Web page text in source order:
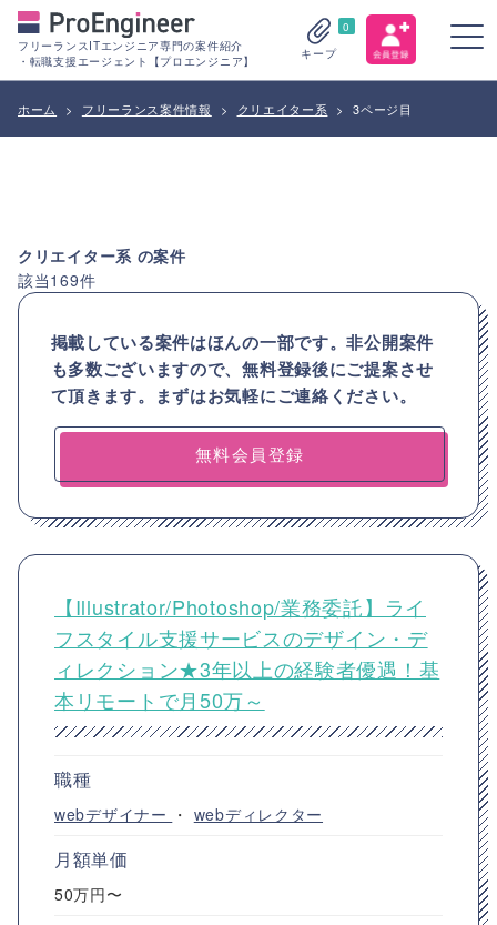
フリーランスITエンジニア専門の案件紹介
・転職支援エージェント【プロエンジニア】
0
キープ
ホーム > フリーランス案件情報 > クリエイター系 > 3ページ目
クリエイター系 の案件
該当169件
掲載している案件はほんの一部です。非公開案件
も多数ございますので、無料登録後にご提案させ
て頂きます。まずはお気軽にご連絡ください。
無料会員登録
【Illustrator/Photoshop/業務委託】ライ
フスタイル支援サービスのデザイン・デ
ィレクション★3年以上の経験者優遇！基
本リモートで月50万～
職種
webデザイナー ・ webディレクター
月額単価
50万円〜